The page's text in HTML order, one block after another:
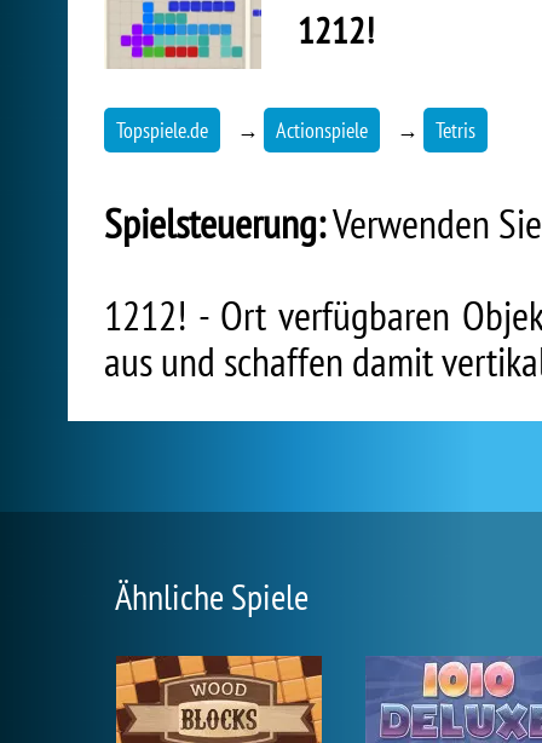
1212!
Topspiele.de → Actionspiele → Tetris
Spielsteuerung:Verwenden
1212! - Ort verfügbaren
aus und schaffen damit
Ähnliche Spiele